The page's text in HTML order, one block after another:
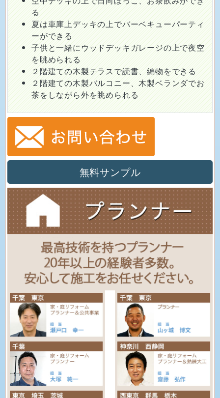
る
夏は車庫上デッキの上でバーベキューパーティ
ーができる
子供と一緒にウッドデッキガレージの上で夜空
を眺められる
２階建ての木製テラスで読書、編物をできる
２階建ての木製バルコニー、木製ベランダでお
茶をしながら外を眺められる
無料サンプル